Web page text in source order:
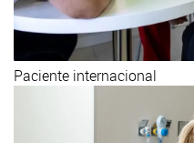
Paciente internacional